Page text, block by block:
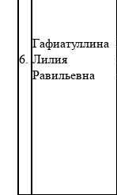
6.
Гафиатуллина
Лилия
Равильевна